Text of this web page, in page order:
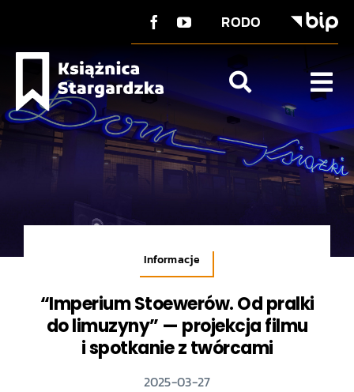
RODO
O Książnicy
Kontakt
Informacje
“Imperium Stoewerów. Od pralki
do limuzyny” — projekcja filmu
i spotkanie z twórcami
2025-03-27